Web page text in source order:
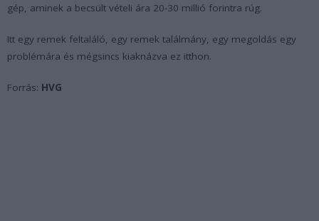
gép, aminek a becsült vételi ára 20-30 millió forintra rúg.
Itt egy remek feltaláló, egy remek találmány, egy megoldás egy
problémára és mégsincs kiaknázva ez itthon.
Forrás: HVG